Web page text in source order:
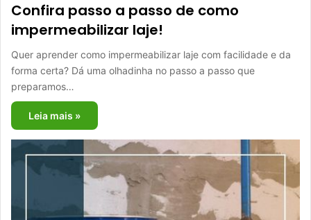
Confira passo a passo de como
impermeabilizar laje!
Quer aprender como impermeabilizar laje com facilidade e da
forma certa? Dá uma olhadinha no passo a passo que
preparamos…
Leia mais »